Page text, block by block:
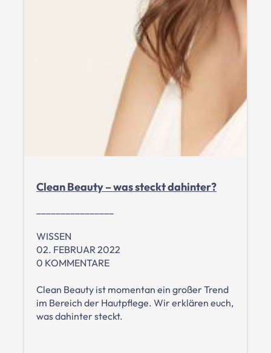
Clean Beauty – was steckt dahinter?
WISSEN
02. FEBRUAR 2022
0 KOMMENTARE
Clean Beauty ist momentan ein großer Trend
im Bereich der Hautpflege. Wir erklären euch,
was dahinter steckt.